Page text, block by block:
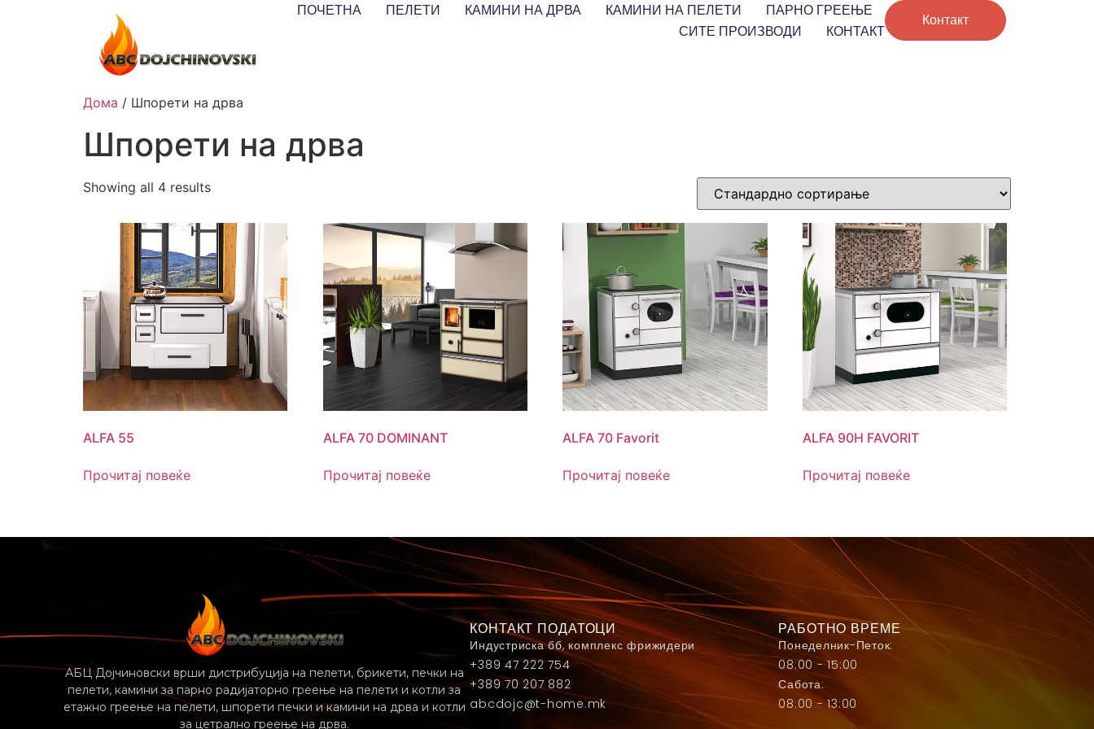
ПОЧЕТНА ПЕЛЕТИ КАМИНИ НА ДРВА КАМИНИ НА ПЕЛЕТИ
ПАРНО ГРЕЕЊЕ
СИТЕ ПРОИЗВОДИ
КОНТАКТ
Контакт
Дома / Шпорети на дрва
Шпорети на дрва
Showing all 4 results
ALFA 55
Прочитај повеќе
ALFA 70 DOMINANT
Прочитај повеќе
ALFA 70 Favorit
Прочитај повеќе
ALFA 90H FAVORIT
Прочитај повеќе
АБЦ Дојчиновски врши дистрибуција на пелети, брикети, печки на
пелети, камини за парно радијаторно греење на пелети и котли за
етажно греење на пелети, шпорети печки и камини на дрва и котли
за цетрално греење на дрва.
КОНТАКТ ПОДАТОЦИ
Индустриска бб, комплекс фрижидери
+389 47 222 754
+389 70 207 882
abcdojc@t-home.mk
РАБОТНО ВРЕМЕ
Понеделник-Петок:
08:00 - 15:00
Сабота:
08:00 - 13:00